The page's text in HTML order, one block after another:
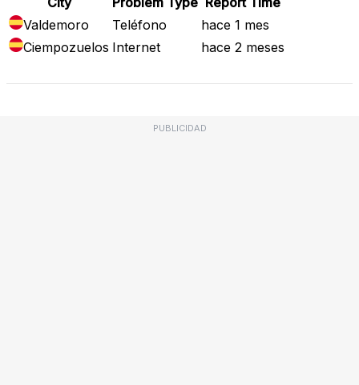
Valdemoro
Teléfono
hace 1 mes
Ciempozuelos Internet hace 2 meses
PUBLICIDAD